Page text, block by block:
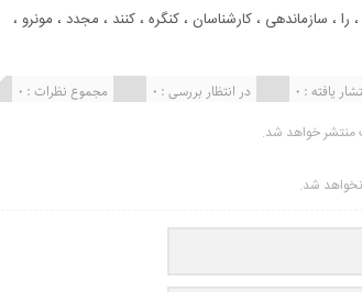
، را ، سازماندهی ،کارشناسان ،کنگره ،کنند ، مجدد ، مونرو ،
مجموع نظرات : 0 در انتظار بررسی : 0 یافته : 0
منتشر خواهد شد.
نخواهد شد.